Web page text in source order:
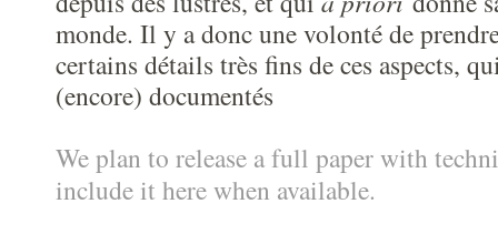
monde. Il y a donc une volonté de
certains détails très fins de ces aspects,
(encore) documentés
We plan to release a full paper with
include it here when available.